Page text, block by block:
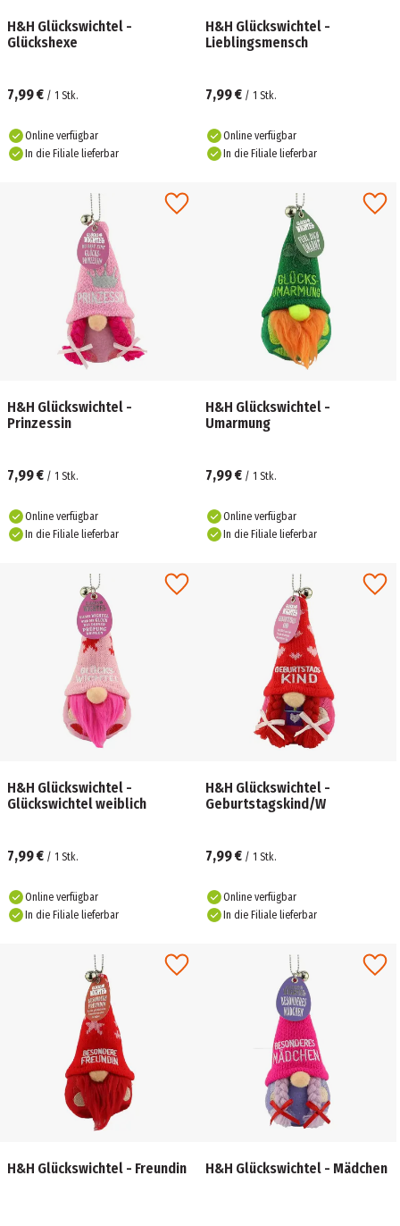
H&H Glückswichtel -
Glückshexe
7,99 € / 1 Stk.
Online verfügbar
In die Filiale lieferbar
H&H Glückswichtel -
Lieblingsmensch
7,99 € / 1 Stk.
Online verfügbar
In die Filiale lieferbar
H&H Glückswichtel -
Prinzessin
7,99 € / 1 Stk.
Online verfügbar
In die Filiale lieferbar
H&H Glückswichtel -
Umarmung
7,99 € / 1 Stk.
Online verfügbar
In die Filiale lieferbar
H&H Glückswichtel -
Glückswichtel weiblich
7,99 € / 1 Stk.
Online verfügbar
In die Filiale lieferbar
H&H Glückswichtel -
Geburtstagskind/W
7,99 € / 1 Stk.
Online verfügbar
In die Filiale lieferbar
H&H Glückswichtel - Freundin H&H Glückswichtel - Mädchen